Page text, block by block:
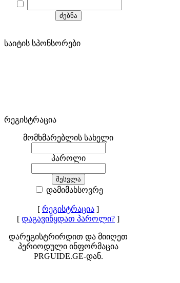
საიტის სპონსორები
რეგისტრაცია
მომხმარებლის სახელი
პაროლი
დამიმახსოვრე
[ რეგისტრაცია ]
[ დაგავიწყდათ პაროლი? ]
დარეგისტრირდით და მიიღეთ
პერიოდული ინფორმაცია
PRGUIDE.GE-დან.